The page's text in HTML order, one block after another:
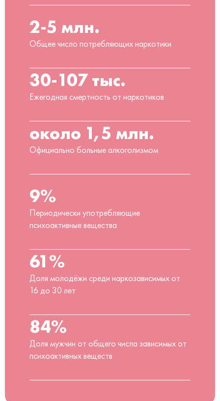
2-5 млн.
Общее число потребляющих наркотики
30-107 тыс.
Ежегодная смертность от наркотиков
около 1,5 млн.
Официально больные алкоголизмом
9%
Периодически употребляющие
психоактивные вещества
61%
Доля молодёжи среди наркозависимых от
16 до 30 лет
84%
Доля мужчин от общего числа зависимых от
психоактивных веществ